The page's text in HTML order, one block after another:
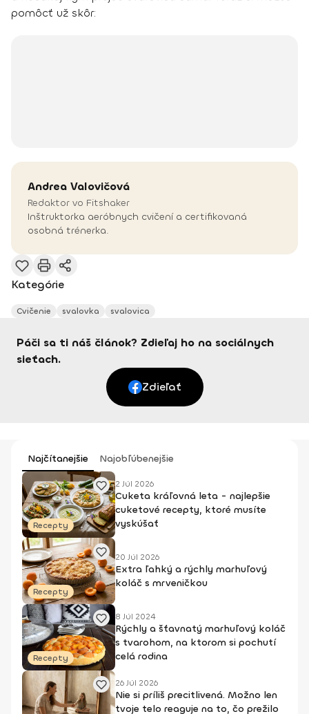
pomôcť už skôr:
Andrea Valovičová
Redaktor vo Fitshaker
Inštruktorka aeróbnych cvičení a certifikovaná
osobná trénerka.
Kategórie
Cvičenie svalovka svalovica
Páči sa ti náš článok? Zdieľaj ho na sociálnych
sieťach.
Zdieľať
Najčítanejšie Najobľúbenejšie
Recepty
2 Júl 2026
Cuketa kráľovná leta - najlepšie
cuketové recepty, ktoré musíte
vyskúšať
Recepty
20 Júl 2026
Extra ľahký a rýchly marhuľový
koláč s mrveničkou
Recepty
8 Júl 2024
Rýchly a šťavnatý marhuľový koláč
s tvarohom, na ktorom si pochutí
celá rodina
26 Júl 2026
Nie si príliš precitlivená. Možno len
tvoje telo reaguje na to, čo prežilo